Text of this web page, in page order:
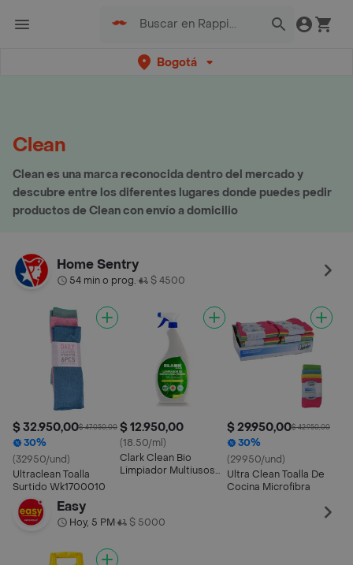
Bogotá
Clean
Clean es una marca reconocida dentro del mercado y
descubre entre los diferentes lugares donde puedes pedir
productos de Clean con envío a domicilio
Home Sentry
54 min o prog.• $ 4500
$ 32.950,00$ 47.050,00
30%
(32950/und)
Ultraclean Toalla
Surtido Wk1700010
$ 12.950,00
(18.50/ml)
Clark Clean Bio
Limpiador Multiusos
$ 29.950,00$ 42.950,00
30%
(29950/und)
Ultra Clean Toalla De
Cocina Microfibra
Easy
Hoy, 5 PM• $ 5000